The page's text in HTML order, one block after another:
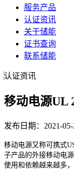
服务产品
认证资讯
关于储能
证书查询
联系储能
认证资讯
移动电源UL
发布日期：2021-
移动电源又称可携式
子产品的外接移动电
使用和依赖越来越多